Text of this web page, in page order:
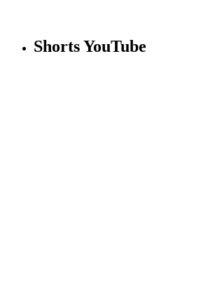
Shorts YouTube